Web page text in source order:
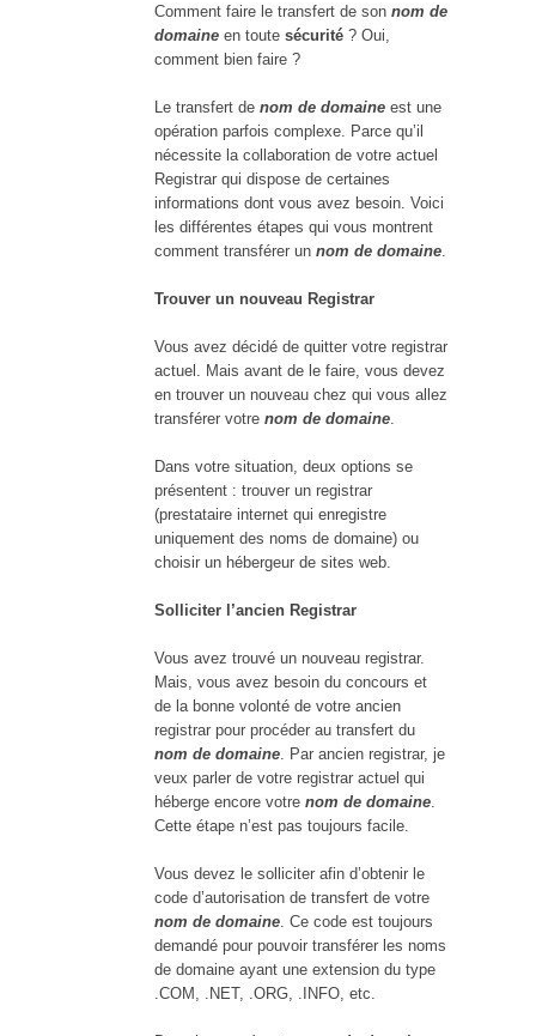
Comment faire le transfert de son nom de
domaine en toute sécurité ? Oui,
comment bien faire ?
Le transfert de nom de domaine est une
opération parfois complexe. Parce qu’il
nécessite la collaboration de votre actuel
Registrar qui dispose de certaines
informations dont vous avez besoin. Voici
les différentes étapes qui vous montrent
comment transférer un nom de domaine
Trouver un nouveau Registrar
Vous avez décidé de quitter votre registrar
actuel. Mais avant de le faire, vous devez
en trouver un nouveau chez qui vous allez
transférer votre nom de domaine
Dans votre situation, deux options se
présentent : trouver un registrar
(prestataire internet qui enregistre
uniquement des noms de domaine) ou
choisir un hébergeur de sites web.
Solliciter l’ancien Registrar
Vous avez trouvé un nouveau registrar.
Mais, vous avez besoin du concours et
de la bonne volonté de votre ancien
registrar pour procéder au transfert du
nom de domaine . Par ancien registrar, je
veux parler de votre registrar actuel qui
héberge encore votre nom de domaine
Cette étape n’est pas toujours facile.
Vous devez le solliciter afin d’obtenir le
code d’autorisation de transfert de votre
nom de domaine . Ce code est toujours
demandé pour pouvoir transférer les noms
de domaine ayant une extension du type
.COM, .NET, .ORG, .INFO, etc.